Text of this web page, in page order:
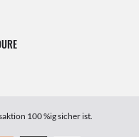
100 %ig sicher ist.